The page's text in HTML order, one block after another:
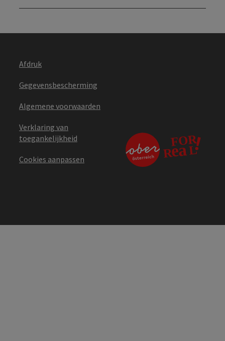
Afdruk
Gegevensbescherming
Algemene voorwaarden
Verklaring van
toegankelijkheid
Cookies aanpassen